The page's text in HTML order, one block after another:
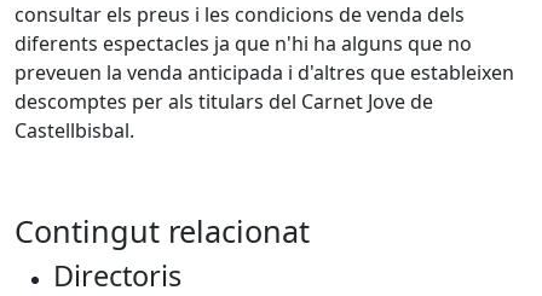
consultar els preus i les condicions de venda dels
diferents espectacles ja que n'hi ha alguns que no
preveuen la venda anticipada i d'altres que estableixen
descomptes per als titulars del Carnet Jove de
Castellbisbal.
Contingut relacionat
Directoris